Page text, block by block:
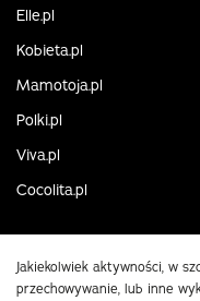
Elle.pl
Kobieta.pl
Mamotoja.pl
Polki.pl
Viva.pl
Cocolita.pl
Jakiekolwiek aktywności, w
przechowywanie, lub inne